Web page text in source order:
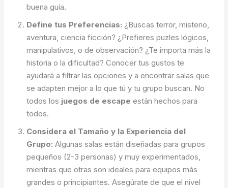
buena guía.
Define tus Preferencias: ¿Buscas terror, misterio,
aventura, ciencia ficción? ¿Prefieres puzles lógicos,
manipulativos, o de observación? ¿Te importa más la
historia o la dificultad? Conocer tus gustos te
ayudará a filtrar las opciones y a encontrar salas que
se adapten mejor a lo que tú y tu grupo buscan. No
todos los juegos de escape están hechos para
todos.
Considera el Tamaño y la Experiencia del
Grupo: Algunas salas están diseñadas para grupos
pequeños (2-3 personas) y muy experimentados,
mientras que otras son ideales para equipos más
grandes o principiantes. Asegúrate de que el nivel